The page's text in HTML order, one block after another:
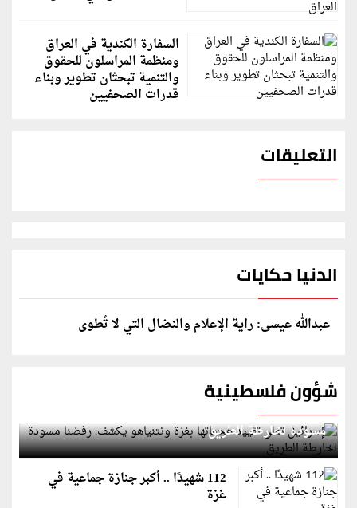
السفارة الكندية في العراق
ومنظمة المراسلون للحقوق
والتنمية تبحثان تطوير وبناء
قدرات الصحفيين
التعليقات
الدنيا حكايات
عبدالله عيسى: راية الإعلام والنضال التي لا تُطوى
شؤون فلسطينية
إسرائيل تعلن تقييد هجماتها بغزة ونتنياهو يكشف: رفضنا
مسودة لخارطة الطريق
112 شهيدًا .. أكبر جنازة جماعية في
غزة